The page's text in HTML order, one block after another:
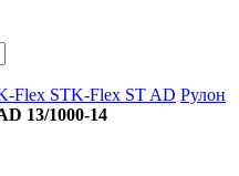
Flex STK-Flex ST AD Рулон
13/1000-14